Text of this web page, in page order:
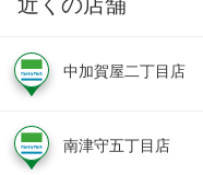
中加賀屋二丁目店
南津守五丁目店